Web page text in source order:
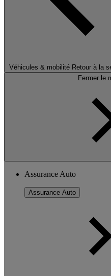
Véhicules & mobilité Retour à la
Fermer le
Assurance Auto
Assurance Auto